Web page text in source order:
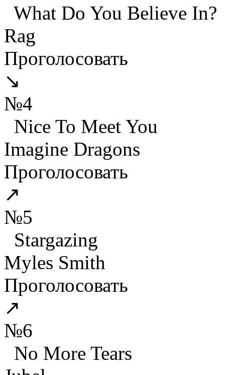
What Do You Believe In?
Rag
Проголосовать
↘
№4
Nice To Meet You
Imagine Dragons
Проголосовать
↗
№5
Stargazing
Myles Smith
Проголосовать
↗
№6
No More Tears